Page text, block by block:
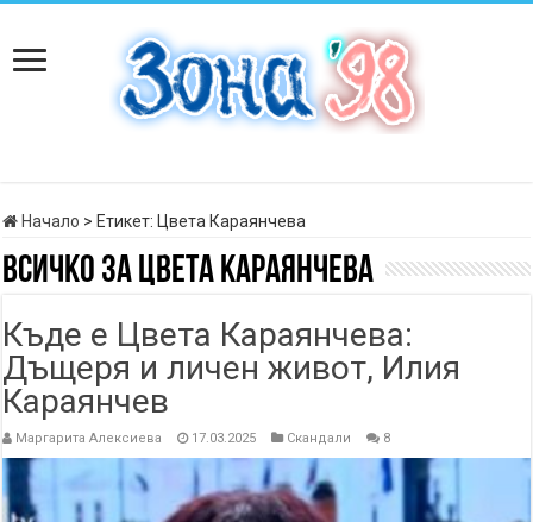
Начало > Етикет: Цвета Караянчева
Всичко заЦвета Караянчева
Къде е Цвета Караянчева:
Дъщеря и личен живот, Илия
Караянчев
Маргарита Алексиева 17.03.2025 Скандали 8